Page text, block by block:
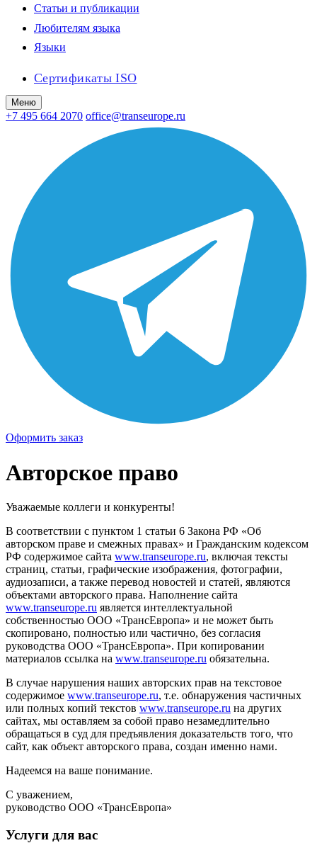
Статьи и публикации
Любителям языка
Языки
Сертификаты ISO
Меню
+7 495 664 2070 office@transeurope.ru
Оформить заказ
Авторское право
Уважаемые коллеги и конкуренты!
В соответствии с пунктом 1 статьи 6 Закона РФ «Об
авторском праве и смежных правах» и Гражданским кодексом
РФ содержимое сайта www.transeurope.ru, включая тексты
страниц, статьи, графические изображения, фотографии,
аудиозаписи, а также перевод новостей и статей, являются
объектами авторского права. Наполнение сайта
www.transeurope.ru является интеллектуальной
собственностью ООО «ТрансЕвропа» и не может быть
скопировано, полностью или частично, без согласия
руководства ООО «ТрансЕвропа». При копировании
материалов ссылка на www.transeurope.ru обязательна.
В случае нарушения наших авторских прав на текстовое
содержимое www.transeurope.ru, т.е. обнаружения частичных
или полных копий текстов www.transeurope.ru на других
сайтах, мы оставляем за собой право незамедлительно
обращаться в суд для предъявления доказательств того, что
сайт, как объект авторского права, создан именно нами.
Надеемся на ваше понимание.
С уважением,
руководство ООО «ТрансЕвропа»
Услуги для вас